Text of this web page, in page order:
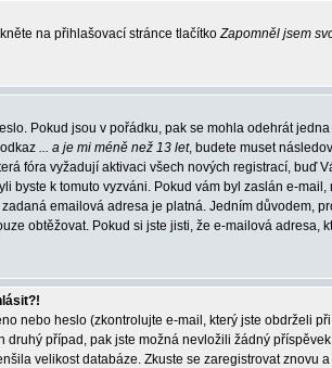
na přihlašovací stránce tlačítkoZapomněl jsem
Pokud jsou v pořádku, pak se mohla odehrát
... a je mi méně než 13 let, budete muset
fóra vyžadují aktivaci všech nových registrací, buď
byste k tomuto vyzváni. Pokud vám byl zaslán e-
emailová adresa je platná. Jedním důvodem,
obtěžovat. Pokud si jste jisti, že e-mailová adresa,
nebo heslo (zkontrolujte e-mail, který jste obdrželi
případ, pak jste možná nevložili žádný
velikost databáze. Zkuste se zaregistrovat znovu